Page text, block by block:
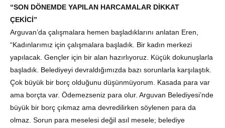
“SON DÖNEMDE YAPILAN HARCAMALAR DİKKAT
ÇEKİCİ”
Arguvan’da çalışmalara hemen başladıklarını anlatan Eren,
“Kadınlarımız için çalışmalara başladık. Bir kadın merkezi
yapılacak. Gençler için bir alan hazırlıyoruz. Küçük dokunuşlarla
başladık. Belediyeyi devraldığımızda bazı sorunlarla karşılaştık.
Çok büyük bir borç olduğunu düşünmüyorum. Kasada para var
ama borçta var. Ödemezseniz para olur. Arguvan Belediyesi’nde
büyük bir borç çıkmaz ama devredilirken söylenen para da
olmaz. Sorun para meselesi değil asıl mesele; belediye